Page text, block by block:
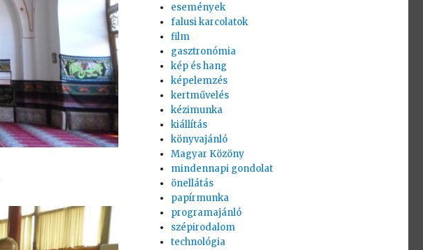
események
falusi karcolatok
film
gasztronómia
kép és hang
képelemzés
kertművelés
kézimunka
kiállítás
könyvajánló
Magyar Közöny
mindennapi gondolat
önellátás
papírmunka
programajánló
szépirodalom
technológia